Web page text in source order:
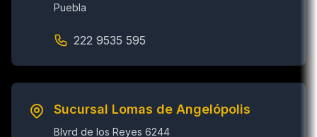
Puebla
222 9535 595
Sucursal Lomas de Angelópolis
Blvrd de los Reyes 6244